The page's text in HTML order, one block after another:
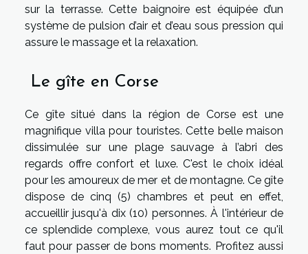
sur la terrasse. Cette baignoire est équipée d’un
système de pulsion d’air et d’eau sous pression qui
assure le massage et la relaxation.
Le gîte en Corse
Ce gîte situé dans la région de Corse est une
magnifique villa pour touristes. Cette belle maison
dissimulée sur une plage sauvage à l’abri des
regards offre confort et luxe. C'est le choix idéal
pour les amoureux de mer et de montagne. Ce gîte
dispose de cinq (5) chambres et peut en effet,
accueillir jusqu'à dix (10) personnes. À l'intérieur de
ce splendide complexe, vous aurez tout ce qu'il
faut pour passer de bons moments. Profitez aussi